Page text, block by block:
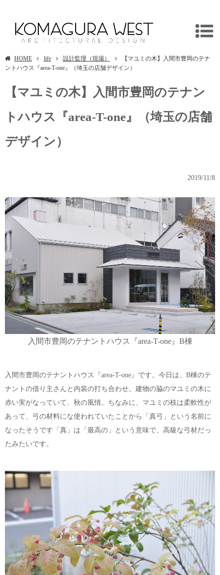
HOME life 設計監理（現場）
【マユミの木】入間市豊岡のテナ
ントハウス『area-T-one』（埼玉の店舗デザイン）
【マユミの木】入間市豊岡のテナン
トハウス『area-T-one』（埼玉の店舗
デザイン）
2019/11/8
入間市豊岡のテナントハウス『area-T-one』B棟
入間市豊岡のテナントハウス『area-T-one』です。今日は、B棟のテ
ナントの借り主さんと内装の打ち合わせ。建物の脇のマユミの木に
赤い実がなっていて、秋の風情。ちなみに、マユミの枝は柔軟性が
あって、弓の材料にな使われていたことから「真弓」という名前に
なったそうです「真」は「最高の」という意味で、高級な弓材だっ
たみたいです。